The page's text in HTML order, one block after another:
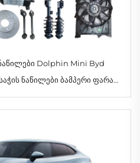
Dolphin Mini Byd
ნაწილები ბამპერი ფარა
Seagull 2024 2025-სთვის